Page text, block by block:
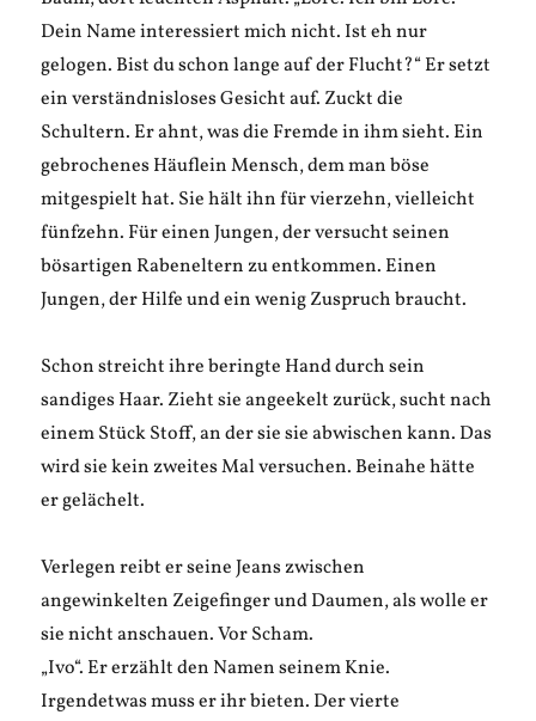
Dein Name interessiert mich nicht. Ist eh nur
gelogen. Bist du schon lange auf der Flucht?“ Er setzt
ein verständnisloses Gesicht auf. Zuckt die
Schultern. Er ahnt, was die Fremde in ihm sieht. Ein
gebrochenes Häuflein Mensch, dem man böse
mitgespielt hat. Sie hält ihn für vierzehn, vielleicht
fünfzehn. Für einen Jungen, der versucht seinen
bösartigen Rabeneltern zu entkommen. Einen
Jungen, der Hilfe und ein wenig Zuspruch braucht.
Schon streicht ihre beringte Hand durch sein
sandiges Haar. Zieht sie angeekelt zurück, sucht nach
einem Stück Stoff, an der sie sie abwischen kann. Das
wird sie kein zweites Mal versuchen. Beinahe hätte
er gelächelt.
Verlegen reibt er seine Jeans zwischen
angewinkelten Zeigefinger und Daumen, als wolle er
sie nicht anschauen. Vor Scham.
„Ivo“. Er erzählt den Namen seinem Knie.
Irgendetwas muss er ihr bieten. Der vierte